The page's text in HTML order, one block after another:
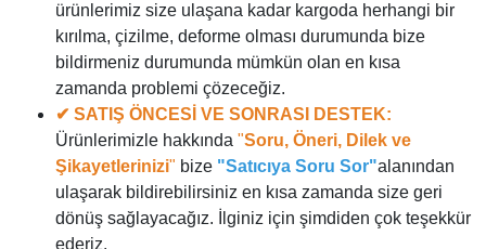
ürünlerimiz size ulaşana kadar kargoda herhangi bir
kırılma, çizilme, deforme olması durumunda bize
bildirmeniz durumunda mümkün olan en kısa
zamanda problemi çözeceğiz.
✔ SATIŞ ÖNCESİ VE SONRASI DESTEK:
Ürünlerimizle hakkında "Soru, Öneri, Dilek ve
Şikayetlerinizi" bize "Satıcıya Soru Sor"alanından
ulaşarak bildirebilirsiniz en kısa zamanda size geri
dönüş sağlayacağız. İlginiz için şimdiden çok teşekkür
ederiz.